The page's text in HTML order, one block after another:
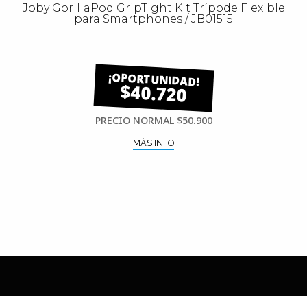
Joby GorillaPod GripTight Kit Trípode Flexible
para Smartphones / JB01515
$40.720
PRECIO NORMAL$50.900
MÁS INFO